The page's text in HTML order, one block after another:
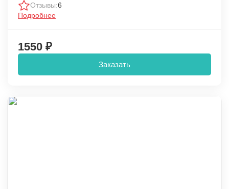
Отзывы:6
Подробнее
1550 ₽
Заказать